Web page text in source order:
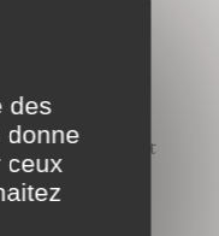
enluminés et
des
donne
ceux